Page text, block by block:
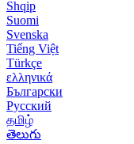
Shqip
Suomi
Svenska
Tiếng Việt
Türkçe
ελληνικά
Български
Русский
தமிழ்
తెలుగు